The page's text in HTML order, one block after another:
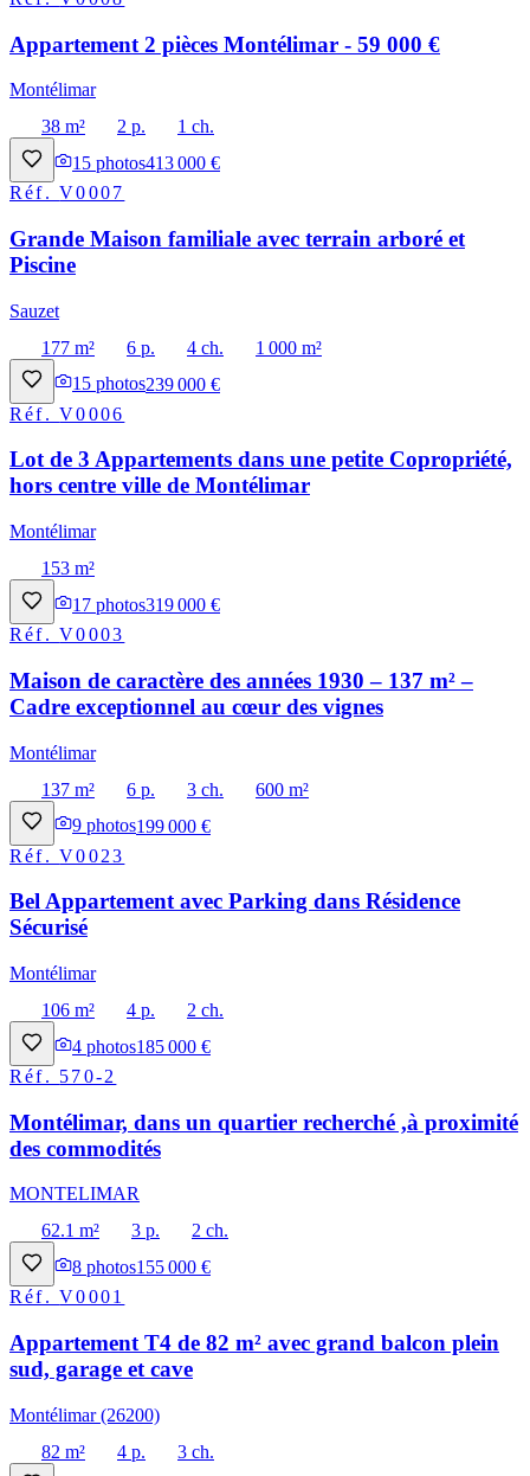
Appartement 2 pièces Montélimar - 59 000 €
Montélimar
38 m²
2 p.
1 ch.
15 photos413 000 €
Réf.V0007
Grande Maison familiale avec terrain arboré et
Piscine
Sauzet
177 m²
6 p. 4 ch.
1 000 m²
15 photos239 000 €
Réf.V0006
Lot de 3 Appartements dans une petite Copropriété,
hors centre ville de Montélimar
Montélimar
153 m²
17 photos319 000 €
Réf.V0003
Maison de caractère des années 1930 – 137 m² –
Cadre exceptionnel au cœur des vignes
Montélimar
137 m²
6 p. 3 ch.
600 m²
9 photos199 000 €
Réf.V0023
Bel Appartement avec Parking dans Résidence
Sécurisé
Montélimar
106 m²
4 p.
2 ch.
4 photos185 000 €
Réf. 570-2
Montélimar, dans un quartier recherché ,à proximité
des commodités
MONTELIMAR
62.1 m²
3 p.
2 ch.
8 photos155 000 €
Réf.V0001
Appartement T4 de 82 m² avec grand balcon plein
sud, garage et cave
Montélimar (26200)
82 m²
4 p.
3 ch.